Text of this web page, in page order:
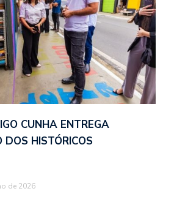
CUNHA ENTREGA
HISTÓRICOS
de 2026